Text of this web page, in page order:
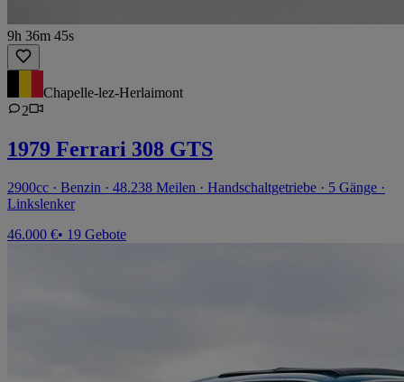
9h 36m 45s
Chapelle-lez-Herlaimont
2
1979 Ferrari 308 GTS
2900cc · Benzin · 48.238 Meilen · Handschaltgetriebe · 5 Gänge ·
Linkslenker
46.000 €• 19 Gebote